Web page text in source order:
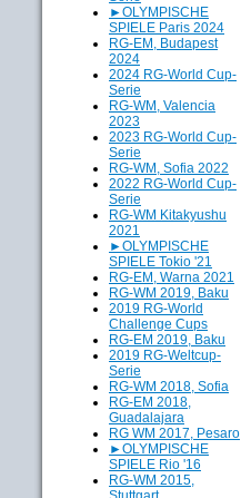
►OLYMPISCHE
SPIELE Paris 2024
RG-EM, Budapest
2024
2024 RG-World Cup-
Serie
RG-WM, Valencia
2023
2023 RG-World Cup-
Serie
RG-WM, Sofia 2022
2022 RG-World Cup-
Serie
RG-WM Kitakyushu
2021
►OLYMPISCHE
SPIELE Tokio '21
RG-EM, Warna 2021
RG-WM 2019, Baku
2019 RG-World
Challenge Cups
RG-EM 2019, Baku
2019 RG-Weltcup-
Serie
RG-WM 2018, Sofia
RG-EM 2018,
Guadalajara
RG WM 2017, Pesaro
►OLYMPISCHE
SPIELE Rio '16
RG-WM 2015,